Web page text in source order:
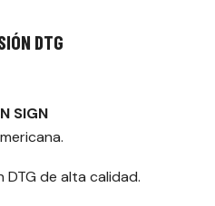
DTG
SIGN
de alta calidad.